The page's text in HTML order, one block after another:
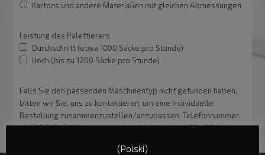
Kartons und andere Materialien mit gleichen Abmessungen
Leistung des Palettierers
Durchschnitt (etwa 1000 Säcke pro Stunde)
Hoch (bis zu 1200 Säcke pro Stunde)
Falls Sie den passenden Maschinentyp nicht gefunden haben,
bitten wir Sie, uns zu kontaktieren, um eine individuelle
Bestellung zusammenzustellen/anzupassen. Telefonnummer:
+48 77 481 01 22, technische Handelsabteilung: 126, 133, 144
(Polski)